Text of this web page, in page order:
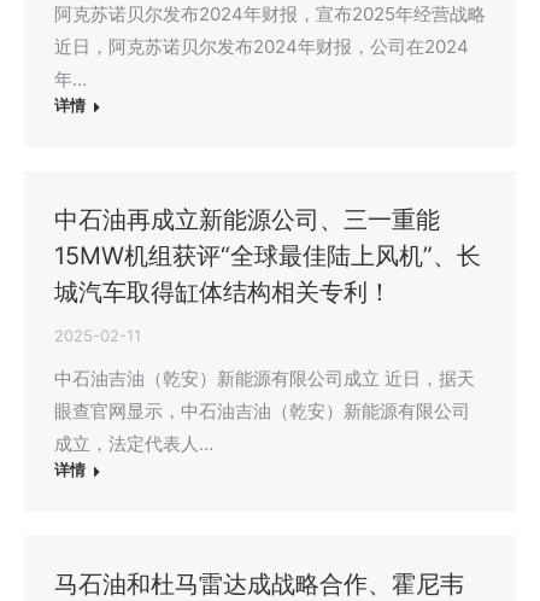
阿克苏诺贝尔发布2024年财报，宣布2025年经营战略
近日，阿克苏诺贝尔发布2024年财报，公司在2024
年…
详情
中石油再成立新能源公司、三一重能
15MW机组获评“全球最佳陆上风机”、长
城汽车取得缸体结构相关专利！
2025-02-11
中石油吉油（乾安）新能源有限公司成立 近日，据天
眼查官网显示，中石油吉油（乾安）新能源有限公司
成立，法定代表人…
详情
马石油和杜马雷达成战略合作、霍尼韦